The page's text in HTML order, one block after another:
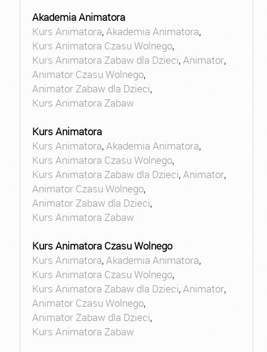
Akademia Animatora
Kurs Animatora,Akademia Animatora,
Kurs Animatora Czasu Wolnego,
Kurs Animatora Zabaw dla Dzieci,Animator,
Animator Czasu Wolnego,
Animator Zabaw dla Dzieci,
Kurs Animatora Zabaw
Kurs Animatora
Kurs Animatora,Akademia Animatora,
Kurs Animatora Czasu Wolnego,
Kurs Animatora Zabaw dla Dzieci,Animator,
Animator Czasu Wolnego,
Animator Zabaw dla Dzieci,
Kurs Animatora Zabaw
Kurs Animatora Czasu Wolnego
Kurs Animatora,Akademia Animatora,
Kurs Animatora Czasu Wolnego,
Kurs Animatora Zabaw dla Dzieci,Animator,
Animator Czasu Wolnego,
Animator Zabaw dla Dzieci,
Kurs Animatora Zabaw